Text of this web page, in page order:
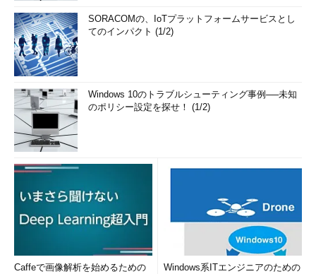
SORACOMの、IoTプラットフォームサービスとし
てのインパクト (1/2)
Windows 10のトラブルシューティング事例──未知
のポリシー設定を探せ！ (1/2)
Caffeで画像解析を始めるための
Windows系ITエンジニアのための